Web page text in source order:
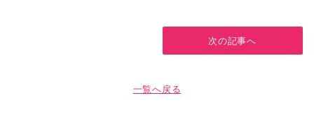
一覧へ戻る
次の記事へ